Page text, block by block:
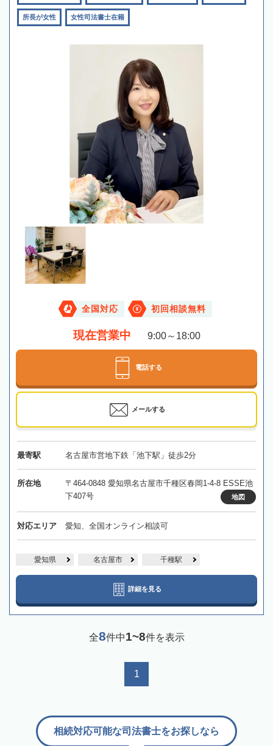
所長が女性 女性司法書士在籍
全国対応 初回相談無料
現在営業中 9:00～18:00
電話する
メールする
最寄駅 名古屋市営地下鉄「池下駅」徒歩2分
所在地
〒464-0848 愛知県名古屋市千種区春岡1-4-8 ESSE池
下407号
地図
対応エリア 愛知、全国オンライン相談可
愛知県 名古屋市 千種駅
詳細を見る
全8件中1~8件を表示
1
相続対応可能な司法書士をお探しなら